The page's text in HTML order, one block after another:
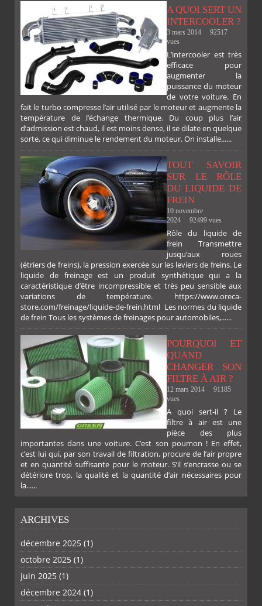
TWITTERGOOGLEPINTEREST
A QUOI SERT UN
INTERCOOLER ?
3 mars 2014
92517
vues
L’intercooler est très
efficace pour
augmenter la
puissance du moteur
de votre voiture. En
fait le turbo compresse l’air utilisé par le moteur et augmente la
température de l’échange thermique. Du coup plus l’air
d’admission est chaud, il est moins dense, il se dilate en quelque
sorte, ce qui diminue le rendement du moteur. On installe......
TOUT SAVOIR
SUR LE RÔLE
DU LIQUIDE DE
FREIN
10 novembre
2024
92499 vues
Rôle du liquide de
frein Transmettre
jusqu’aux roues
(étriers de freins), la pression exercée sur les leviers de freins. Le
liquide de freinage est un produit synthétique qui a la
caractéristique d’être incompressible et très peu sensible aux
variations de température. https://www.oreca-
store.com/freinage/liquide-de-frein.html Les normes du liquide
de frein Tous les systèmes de freinages pour automobiles,......
POURQUOI ET
QUAND
CHANGER SON
FILTRE À AIR ?
12 mars 2014
91185
vues
A quoi sert-il ? Le
filtre à air est une
pièce des plus
importantes dans une voiture. C’est son poumon ! En effet,
c’est lui qui, par son travail de filtration, procure de l’air propre
et en quantité suffisante pour le moteur. S’il s’encrasse ou se
détériore trop, la qualité et la quantité d’air nécessaires pour
la......
ARCHIVES
décembre 2025 (1)
octobre 2025 (1)
juin 2025 (1)
décembre 2024 (1)